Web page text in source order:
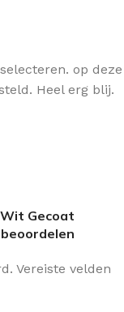
op deze
Heel erg blij.
Gecoat
Vereiste velden